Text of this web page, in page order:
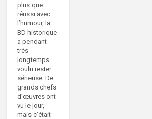
plus que
réussi avec
l’humour, la
BD historique
a pendant
très
longtemps
voulu rester
sérieuse. De
grands chefs
d’œuvres ont
vu le jour,
mais c’était